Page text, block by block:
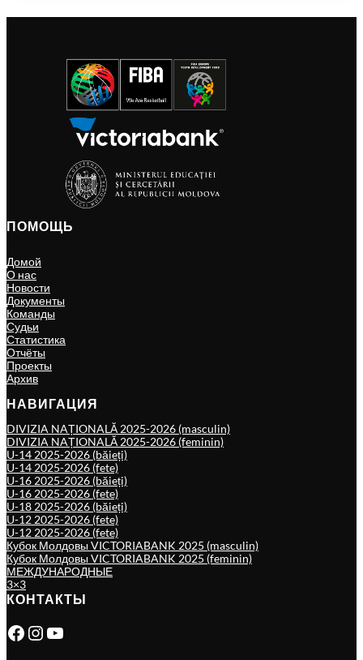
ПОМОЩЬ
Домой
О нас
Новости
Документы
Команды
Судьи
Статистика
Отчёты
Проекты
Архив
НАВИГАЦИЯ
DIVIZIA NAȚIONALĂ 2025-2026 (masculin)
DIVIZIA NAȚIONALĂ 2025-2026 (feminin)
U-14 2025-2026 (băieți)
U-14 2025-2026 (fete)
U-16 2025-2026 (băieți)
U-16 2025-2026 (fete)
U-18 2025-2026 (băieți)
U-12 2025-2026 (fete)
U-12 2025-2026 (fete)
Кубок Молдовы VICTORIABANK 2025 (masculin)
Кубок Молдовы VICTORIABANK 2025 (feminin)
МЕЖДУНАРОДНЫЕ
3×3
КОНТАКТЫ
Facebook Instagram YouTube